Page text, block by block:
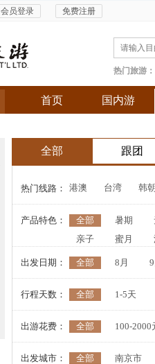
会员登录 免费注册
热门旅游：
首页 国内游
全部 跟团
热门线路： 港澳 台湾 韩
产品特色： 全部 暑期
亲子
蜜月
高端
出发日期： 全部 8月
行程天数： 全部 1-5天
出游花费： 全部 100-2000
出发城市： 全部
南京市